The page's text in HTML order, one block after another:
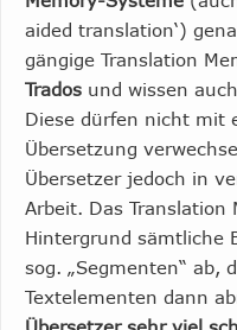
aided translation‘)
gängige Translation
Trados und wissen
Diese dürfen nicht mit
Übersetzung
Übersetzer jedoch in
Arbeit. Das Translation
Hintergrund sämtliche
sog. „Segmenten“ ab,
Textelementen dann